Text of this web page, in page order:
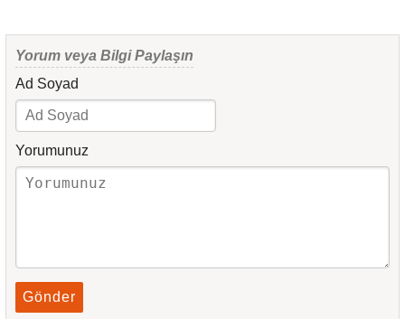
Yorum veya Bilgi Paylaşın
Ad Soyad
Yorumunuz
Gönder